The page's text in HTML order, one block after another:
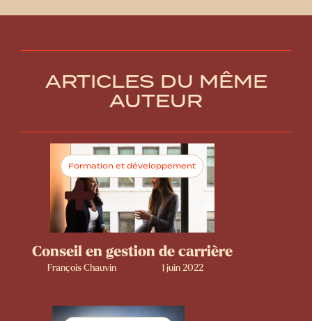
ARTICLES DU MÊME
AUTEUR
Formation et développement
Conseil en gestion de carrière
François Chauvin 1 juin 2022